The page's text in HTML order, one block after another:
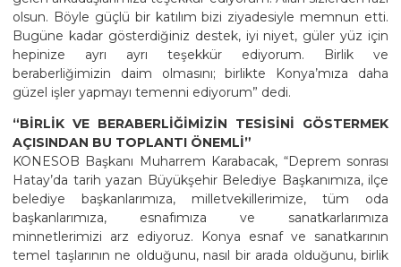
olsun. Böyle güçlü bir katılım bizi ziyadesiyle memnun etti.
Bugüne kadar gösterdiğiniz destek, iyi niyet, güler yüz için
hepinize ayrı ayrı teşekkür ediyorum. Birlik ve
beraberliğimizin daim olmasını; birlikte Konya’mıza daha
güzel işler yapmayı temenni ediyorum” dedi.
“BİRLİK VE BERABERLİĞİMİZİN TESİSİNİ GÖSTERMEK
AÇISINDAN BU TOPLANTI ÖNEMLİ”
KONESOB Başkanı Muharrem Karabacak, “Deprem sonrası
Hatay’da tarih yazan Büyükşehir Belediye Başkanımıza, ilçe
belediye başkanlarımıza, milletvekillerimize, tüm oda
başkanlarımıza, esnafımıza ve sanatkarlarımıza
minnetlerimizi arz ediyoruz. Konya esnaf ve sanatkarının
temel taşlarının ne olduğunu, nasıl bir arada olduğunu, birlik